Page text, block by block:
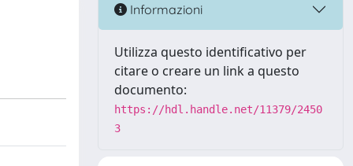
Informazioni
Utilizza questo identificativo per
citare o creare un link a questo
documento:
https://hdl.handle.net/11379/2450
3